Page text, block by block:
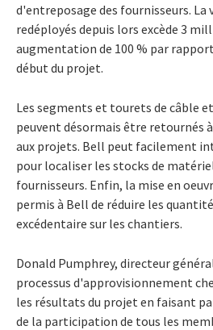
d'entreposage des fournisseurs. La
redéployés depuis lors excède 3
augmentation de 100 % par
début du projet.
Les segments et tourets de câble
peuvent désormais être retournés
aux projets. Bell peut facilement
pour localiser les stocks de
fournisseurs. Enfin, la mise en
permis à Bell de réduire les
excédentaire sur les chantiers.
Donald Pumphrey, directeur
processus d'approvisionnement
les résultats du projet en faisant
de la participation de tous les